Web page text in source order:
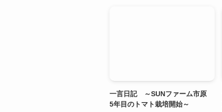
一言日記 ～SUNファーム市原
5年目のトマト栽培開始～